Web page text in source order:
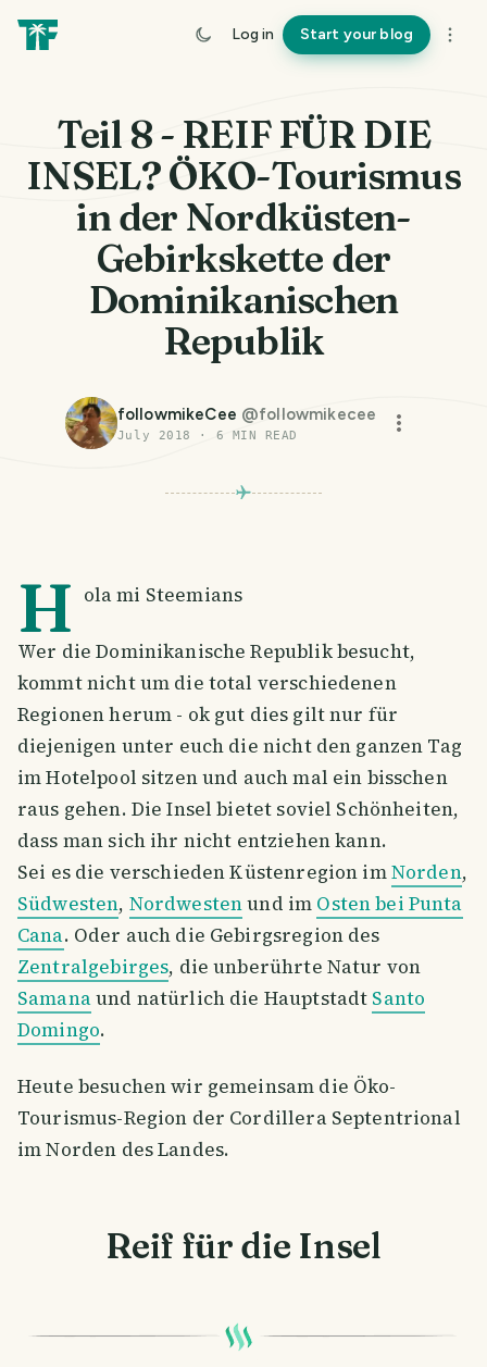
Log in Start your blog
Teil 8 - REIF FÜR DIE
INSEL? ÖKO-Tourismus
in der Nordküsten-
Gebirkskette der
Dominikanischen
Republik
followmikeCee @followmikecee
July 2018 · 6 MIN READ
H ola mi Steemians
Wer die Dominikanische Republik besucht,
kommt nicht um die total verschiedenen
Regionen herum - ok gut dies gilt nur für
diejenigen unter euch die nicht den ganzen Tag
im Hotelpool sitzen und auch mal ein bisschen
raus gehen. Die Insel bietet soviel Schönheiten,
dass man sich ihr nicht entziehen kann.
Sei es die verschieden Küstenregion imNorden,
Südwesten, Nordwestenund im Osten bei Punta
Cana. Oder auch die Gebirgsregion des
Zentralgebirges, die unberührte Natur von
Samanaund natürlich die Hauptstadt Santo
Domingo.
Heute besuchen wir gemeinsam die Öko-
Tourismus-Region der Cordillera Septentrional
im Norden des Landes.
Reif für die Insel